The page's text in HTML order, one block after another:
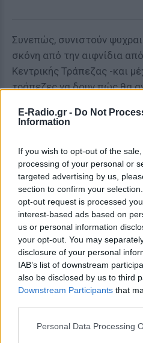
E-Radio.gr - Do Not
Information
If you wish to opt-out of the
processing of your personal or
targeted advertising by us,
section to confirm your
opt-out request is processed
interest-based ads based on
us or personal information
your opt-out. You may
disclosure of your personal
IAB’s list of downstream
also be disclosed by us to third
Downstream Participants that
Personal Data Processing
Συνεπώς, συνιστούν
σκόνη από την αιφνίδια
Κεντρικής Τράπεζας -και
τράπεζες να δουν πώς θα
Πηγή: iefimerida.gr